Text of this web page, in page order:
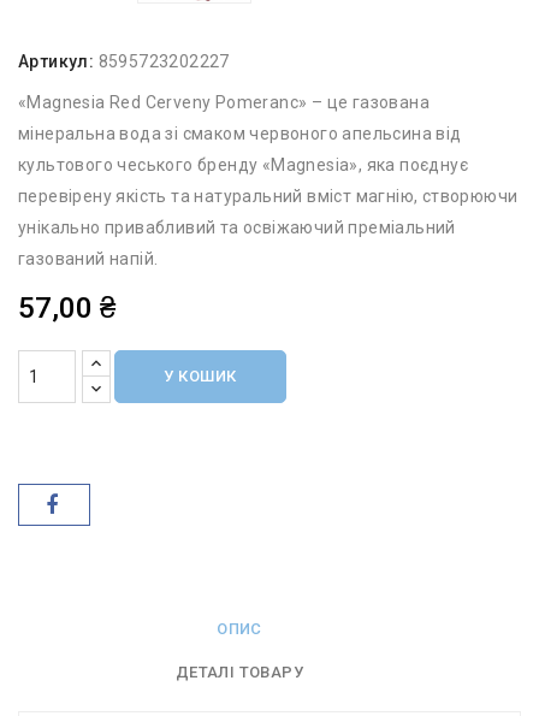
Артикул: 8595723202227
«Magnesia Red Cerveny Pomeranc» – це газована
мінеральна вода зі смаком червоного апельсина від
культового чеського бренду «Magnesia», яка поєднує
перевірену якість та натуральний вміст магнію, створюючи
унікально привабливий та освіжаючий преміальний
газований напій.
57,00 ₴
У КОШИК
ОПИС
ДЕТАЛІ ТОВАРУ